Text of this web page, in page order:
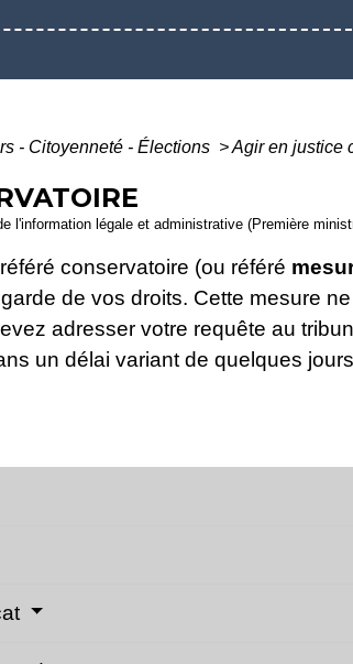
- Citoyenneté - Élections >Agir en justice
l'information légale et administrative (Première
conservatoire (ou référé
de vos droits. Cette mesure
adresser votre requête au
un délai variant de quelques